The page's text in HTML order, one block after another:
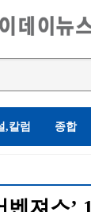
,칼럼 종합